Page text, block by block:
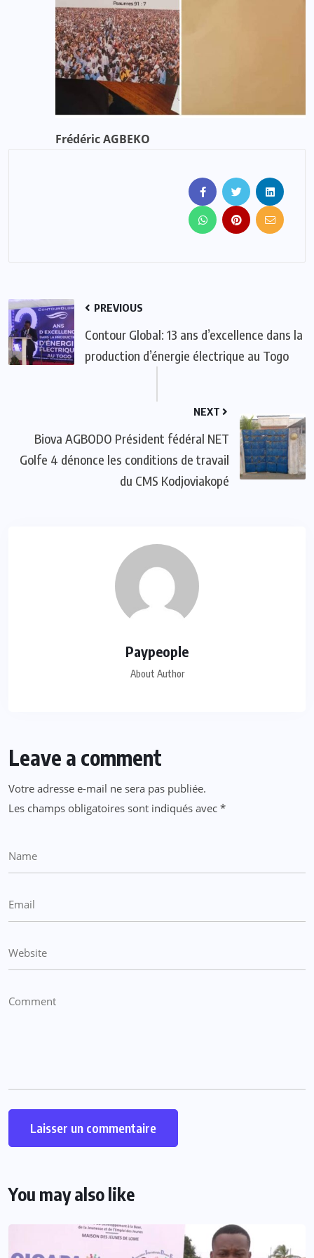
Frédéric AGBEKO
PREVIOUS
Contour Global: 13 ans d’excellence dans la
production d’énergie électrique au Togo
NEXT
Biova AGBODO Président fédéral NET
Golfe 4 dénonce les conditions de travail
du CMS Kodjoviakopé
Paypeople
About Author
Leave a comment
Votre adresse e-mail ne sera pas publiée.
Les champs obligatoires sont indiqués avec *
You may also like